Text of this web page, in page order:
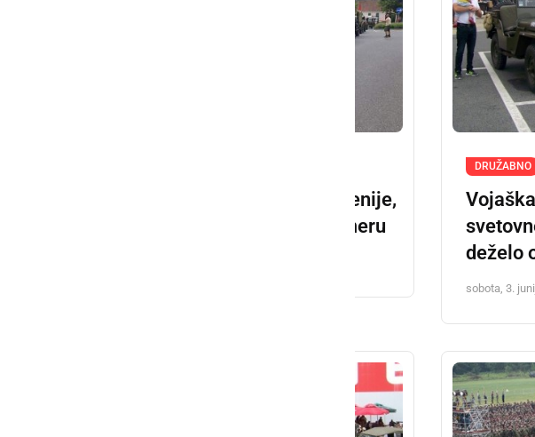
S starodobniki okrog Slovenije,
ustavili so se tudi v Ljutomeru
DRUŽABNO
deželo
sobota, 3.